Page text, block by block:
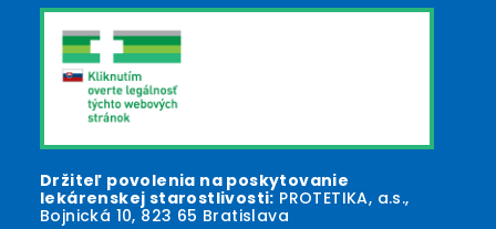
Držiteľ povolenia na poskytovanie
lekárenskej starostlivosti: PROTETIKA, a.s.,
Bojnická 10, 823 65 Bratislava